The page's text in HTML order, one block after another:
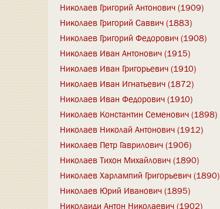
Николаев Григорий Антонович (1909)
Николаев Григорий Саввич (1883)
Николаев Григорий Федорович (1908)
Николаев Иван Антонович (1915)
Николаев Иван Григорьевич (1910)
Николаев Иван Игнатьевич (1872)
Николаев Иван Федорович (1910)
Николаев Константин Семенович (1898)
Николаев Николай Антонович (1912)
Николаев Петр Гаврилович (1906)
Николаев Тихон Михайлович (1890)
Николаев Харлампий Григорьевич (1890)
Николаев Юрий Иванович (1895)
Николаиди Антон Николаевич (1902)